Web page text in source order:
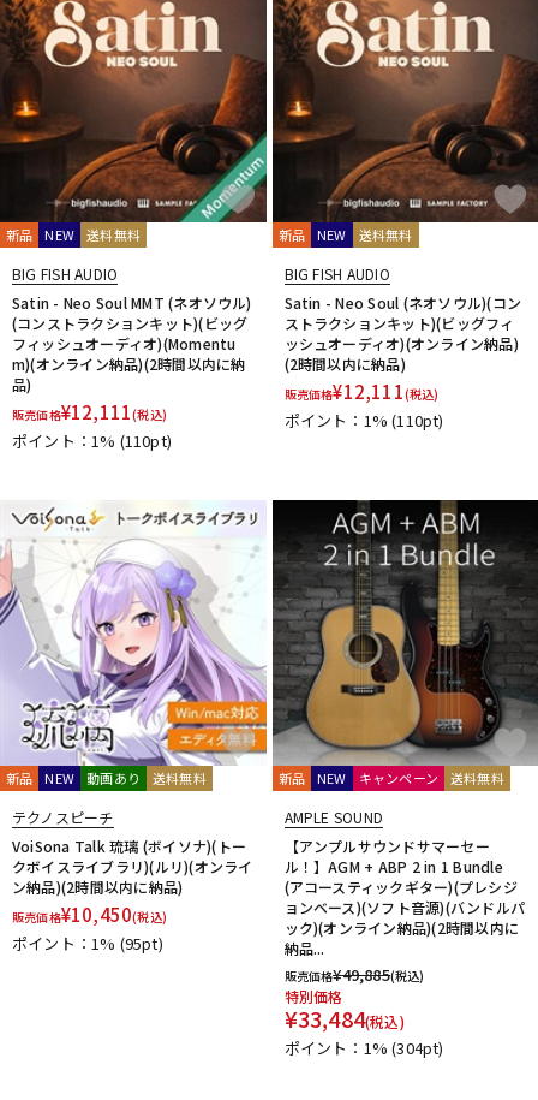
Plugin Alliance
POLYVERSE Positive Grid
PreSonus
PrismSound
PROJECT SAM Prominy
Radial
Rational Acoustics
Rob Papen RODE Roland
RUPERT NEVE DESIGNS
S-T
SANWA SUPPLY SENNHEISER
SHURE
SLATE AUDIO
SlateDigital Softube
Sonarworks
Sonic Studio
Sonnox SoundToys
SPECTRASONICS
SSL(Solid State Logic)
Steinberg
Steven Slate Audio
stokyo
STREZOV SAMPLING Studiologic
SYNTHOGY
TAC SYSTEM TASCAM
tc electronic
TC helicon
Teenage Engineering
Thrustmaster
TOONTRACK
Tracktion TRUE DYNA
U-Z
UDG u-he（ユーヒー）
Universal Audio
unknown
UVI
WAVES
Whirlwind XFER RECORDS xlnaudio
XSONIC
YAMAHA
ZAOR
他
1st PLACE 360 Reality Audio
RELAB Development
FREQPORT
Glorious
Minimal Audio
cmf by NOTHING
新品 NEW 送料無料
BIG FISH AUDIO
Satin - Neo Soul MMT (ネオソウル)
(コンストラクションキット)(ビッグ
フィッシュオーディオ)(Momentu
m)(オンライン納品)(2時間以内に納
品)
販売価格¥12,111(税込)
ポイント：1% (110pt)
新品 NEW 送料無料
BIG FISH AUDIO
Satin - Neo Soul (ネオソウル)(コン
ストラクションキット)(ビッグフィ
ッシュオーディオ)(オンライン納品)
(2時間以内に納品)
販売価格¥12,111(税込)
ポイント：1%(110pt)
新品 NEW 動画あり 送料無料
テクノスピーチ
VoiSona Talk 琉璃 (ボイソナ)(トー
クボイスライブラリ)(ルリ)(オンライ
ン納品)(2時間以内に納品)
販売価格¥10,450(税込)
ポイント：1% (95pt)
新品 NEW キャンペーン 送料無料
AMPLE SOUND
【アンプルサウンドサマーセー
ル！】AGM + ABP 2 in 1 Bundle
(アコースティックギター)(プレシジ
ョンベース)(ソフト音源)(バンドルパ
ック)(オンライン納品)(2時間以内に
納品...
販売価格¥49,885(税込)
特別価格
¥33,484(税込)
ポイント：1%(304pt)